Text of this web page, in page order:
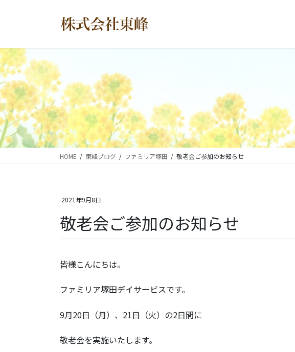
ツ
に
移
動
シ
ョ
ン
に
移
動
HOME 東峰ブログ ファミリア塚田 敬老会ご参加のお知らせ
2021年9月8日
敬老会ご参加のお知らせ
皆様こんにちは。
ファミリア塚田デイサービスです。
9月20日（月）、21日（火）の2日間に
敬老会を実施いたします。